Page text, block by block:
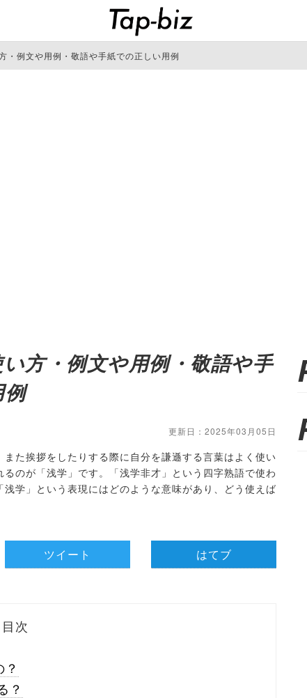
・例文や用例・敬語や手紙での正しい用例
方・例文や用例・敬語や手
更新日：2025年03月05日
た挨拶をしたりする際に自分を謙遜する言葉はよく使い
のが「浅学」です。「浅学非才」という四字熟語で使わ
学」という表現にはどのような意味があり、どう使えば
ツイート はてブ
目次
？